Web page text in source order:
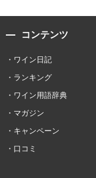
コンテンツ
ワイン日記
ランキング
ワイン用語辞典
マガジン
キャンペーン
口コミ